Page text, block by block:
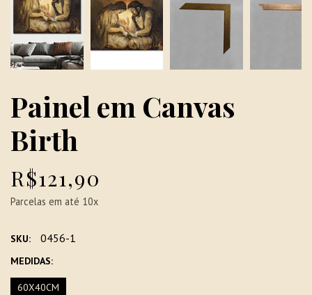
Painel em Canvas
Birth
R$121,90
Parcelas em até 10x
SKU: 0456-1
MEDIDAS:
60X40CM